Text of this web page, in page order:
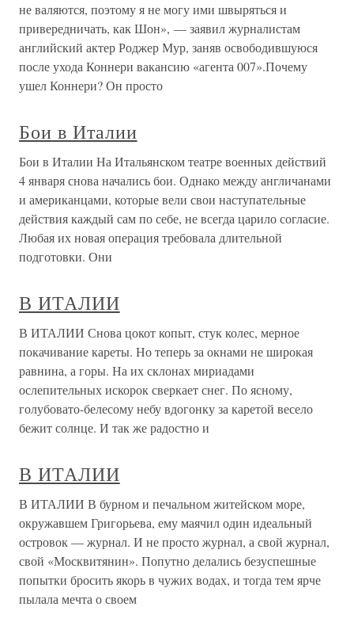
не валяются, поэтому я не могу ими швыряться и
привередничать, как Шон», — заявил журналистам
английский актер Роджер Мур, заняв освободившуюся
после ухода Коннери вакансию «агента 007».Почему
ушел Коннери? Он просто
Бои в Италии
Бои в Италии На Итальянском театре военных действий
4 января снова начались бои. Однако между англичанами
и американцами, которые вели свои наступательные
действия каждый сам по себе, не всегда царило согласие.
Любая их новая операция требовала длительной
подготовки. Они
В ИТАЛИИ
В ИТАЛИИ Снова цокот копыт, стук колес, мерное
покачивание кареты. Но теперь за окнами не широкая
равнина, а горы. На их склонах мириадами
ослепительных искорок сверкает снег. По ясному,
голубовато-белесому небу вдогонку за каретой весело
бежит солнце. И так же радостно и
В ИТАЛИИ
В ИТАЛИИ В бурном и печальном житейском море,
окружавшем Григорьева, ему маячил один идеальный
островок — журнал. И не просто журнал, а свой журнал,
свой «Москвитянин». Попутно делались безуспешные
попытки бросить якорь в чужих водах, и тогда тем ярче
пылала мечта о своем